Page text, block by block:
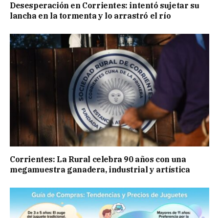
Desesperación en Corrientes: intentó sujetar su
lancha en la tormenta y lo arrastró el río
Corrientes: La Rural celebra 90 años con una
megamuestra ganadera, industrial y artística